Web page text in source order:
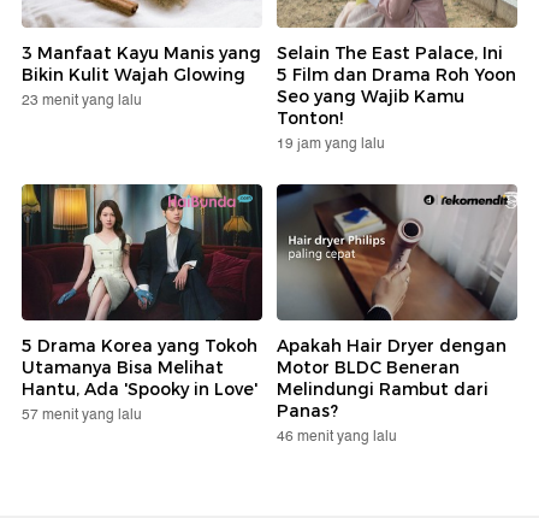
3 Manfaat Kayu Manis yang
Bikin Kulit Wajah Glowing
23 menit yang lalu
Selain The East Palace, Ini
5 Film dan Drama Roh Yoon
Seo yang Wajib Kamu
Tonton!
19 jam yang lalu
5 Drama Korea yang Tokoh
Utamanya Bisa Melihat
Hantu, Ada 'Spooky in Love'
57 menit yang lalu
Apakah Hair Dryer dengan
Motor BLDC Beneran
Melindungi Rambut dari
Panas?
46 menit yang lalu